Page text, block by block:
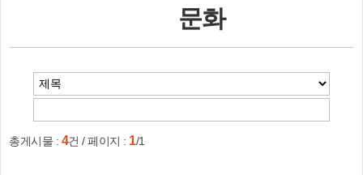
문화
총게시물 : 4건 / 페이지 : 1/1